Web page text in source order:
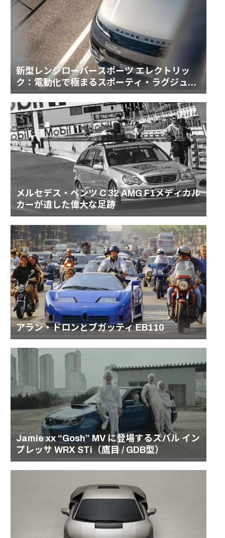
新型レンジローバースポーツ エレクトリッ
ク：電動化で極まるスポーティ・ラグジュア
リーの頂点
メルセデス・ベンツ C 32 AMG F1メディカル
カーが遺した偉大な足跡
アラン・ドロンとブガッティ EB110
Jamie xx “Gosh” MV に登場するスバル イン
プレッサ WRX STi（鷹目 / GDB型）